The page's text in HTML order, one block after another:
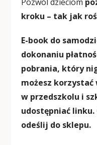
kroku – tak jak
E-book do
dokonaniu
pobrania, który
możesz korzystać
w przedszkolu i
udostępniać
odeślij do sklepu.